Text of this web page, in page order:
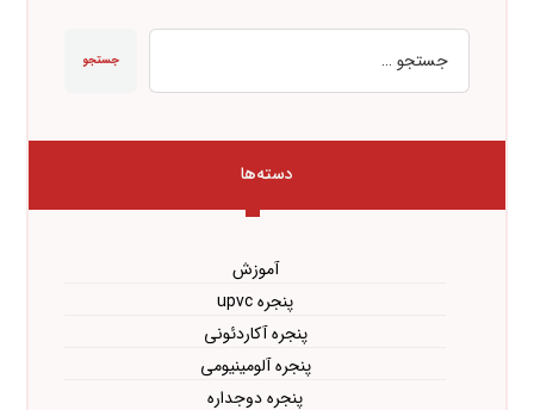
جستجو
دسته‌ها
آموزش
پنجره upvc
پنجره آکاردئونی
پنجره آلومینیومی
پنجره دوجداره